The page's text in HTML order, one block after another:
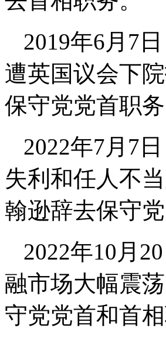
2019年6月7
遭英国议会下
保守党党首职
2022年7月7
失利和任人不
翰逊辞去保守
2022年10月
融市场大幅震
守党党首和首相